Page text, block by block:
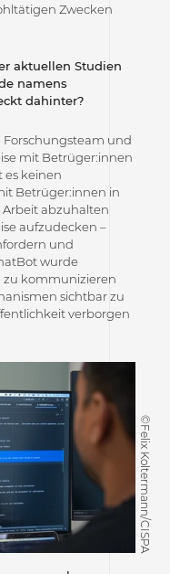
Zwecken
aktuellen Studien
namens
dahinter?
und
mit Betrüger:innen
keinen
Betrüger:innen in
Arbeit abzuhalten
aufzudecken –
und
wurde
kommunizieren
sichtbar zu
verborgen
©Felix Koltermann/CISPA